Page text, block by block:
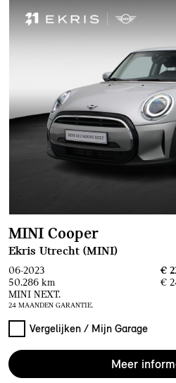
MINI Cooper
Ekris Utrecht (MINI)
06-2023
€
50.286 km
€
MINI NEXT.
24 MAANDEN GARANTIE.
Vergelijken / Mijn Garage
Meer